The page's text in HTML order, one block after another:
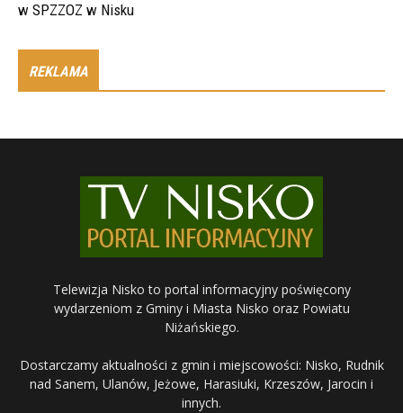
w SPZZOZ w Nisku
REKLAMA
Telewizja Nisko to portal informacyjny poświęcony
wydarzeniom z Gminy i Miasta Nisko oraz Powiatu
Niżańskiego.
Dostarczamy aktualności z gmin i miejscowości: Nisko, Rudnik
nad Sanem, Ulanów, Jeżowe, Harasiuki, Krzeszów, Jarocin i
innych.